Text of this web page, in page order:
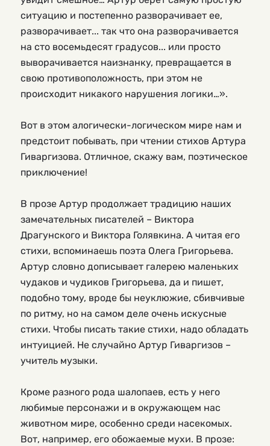
ситуацию и постепенно разворачивает ее,
разворачивает... так что она разворачивается
на сто восемьдесят градусов... или просто
выворачивается наизнанку, превращается в
свою противоположность, при этом не
происходит никакого нарушения логики…».
Вот в этом алогически-логическом мире нам и
предстоит побывать, при чтении стихов Артура
Гиваргизова. Отличное, скажу вам, поэтическое
приключение!
В прозе Артур продолжает традицию наших
замечательных писателей – Виктора
Драгунского и Виктора Голявкина. А читая его
стихи, вспоминаешь поэта Олега Григорьева.
Артур словно дописывает галерею маленьких
чудаков и чудиков Григорьева, да и пишет,
подобно тому, вроде бы неуклюжие, сбивчивые
по ритму, но на самом деле очень искусные
стихи. Чтобы писать такие стихи, надо обладать
интуицией. Не случайно Артур Гиваргизов –
учитель музыки.
Кроме разного рода шалопаев, есть у него
любимые персонажи и в окружающем нас
животном мире, особенно среди насекомых.
Вот, например, его обожаемые мухи. В прозе: